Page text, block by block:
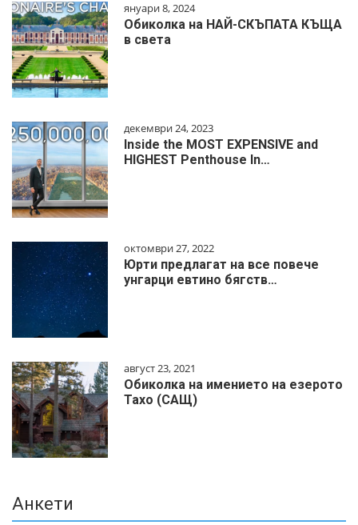
януари 8, 2024
Обиколка на НАЙ-СКЪПАТА КЪЩА
в света
декември 24, 2023
Inside the MOST EXPENSIVE and
HIGHEST Penthouse In…
октомври 27, 2022
Юрти предлагат на все повече
унгарци евтино бягств…
август 23, 2021
Обиколка на имението на езерото
Тахо (САЩ)
Анкети